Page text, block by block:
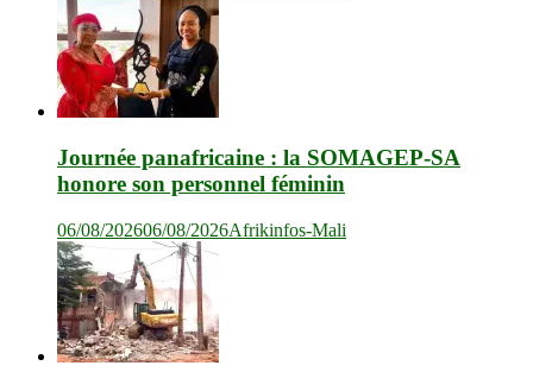
Journée panafricaine : la SOMAGEP-SA
honore son personnel féminin
06/08/202606/08/2026Afrikinfos-Mali